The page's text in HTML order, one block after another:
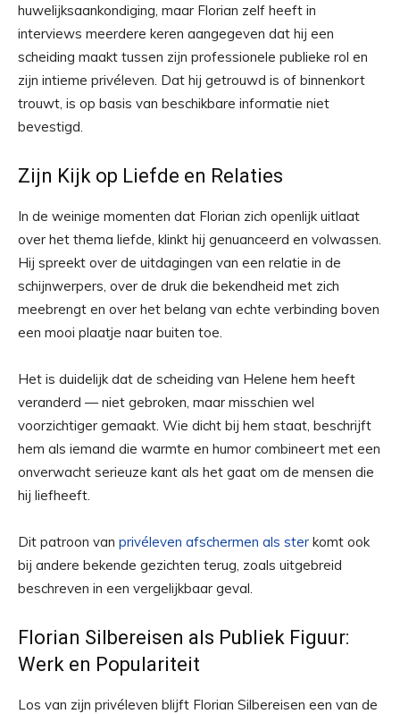
huwelijksaankondiging, maar Florian zelf heeft in
interviews meerdere keren aangegeven dat hij een
scheiding maakt tussen zijn professionele publieke rol en
zijn intieme privéleven. Dat hij getrouwd is of binnenkort
trouwt, is op basis van beschikbare informatie niet
bevestigd.
Zijn Kijk op Liefde en Relaties
In de weinige momenten dat Florian zich openlijk uitlaat
over het thema liefde, klinkt hij genuanceerd en volwassen.
Hij spreekt over de uitdagingen van een relatie in de
schijnwerpers, over de druk die bekendheid met zich
meebrengt en over het belang van echte verbinding boven
een mooi plaatje naar buiten toe.
Het is duidelijk dat de scheiding van Helene hem heeft
veranderd — niet gebroken, maar misschien wel
voorzichtiger gemaakt. Wie dicht bij hem staat, beschrijft
hem als iemand die warmte en humor combineert met een
onverwacht serieuze kant als het gaat om de mensen die
hij liefheeft.
Dit patroon van privéleven afschermen als ster komt ook
bij andere bekende gezichten terug, zoals uitgebreid
beschreven in een vergelijkbaar geval.
Florian Silbereisen als Publiek Figuur:
Werk en Populariteit
Los van zijn privéleven blijft Florian Silbereisen een van de